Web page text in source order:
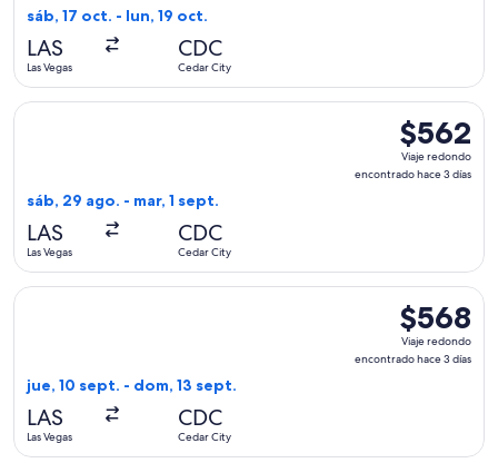
sáb, 17 oct. - lun, 19 oct.
LAS
Las Vegas
CDC
Cedar City
$562
Viaje
redondo,
$562
Viaje redondo
encontrado hace 3 días
sáb, 29 ago. - mar, 1 sept.
LAS
Las Vegas
CDC
Cedar City
Seleccionar vuelo de Delta, con salida el sáb, 29 ago.
$568
Viaje
redondo,
$568
Viaje redondo
encontrado hace 3 días
jue, 10 sept. - dom, 13 sept.
LAS
Las Vegas
CDC
Cedar City
Seleccionar vuelo de Delta, con salida el jue, 10 sept.